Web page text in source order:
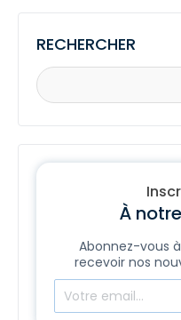
RECHERCHER
À
Abonnez-vous
recevoir nos